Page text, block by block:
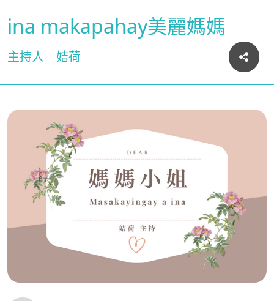
ina makapahay美麗媽媽
主持人 姞荷